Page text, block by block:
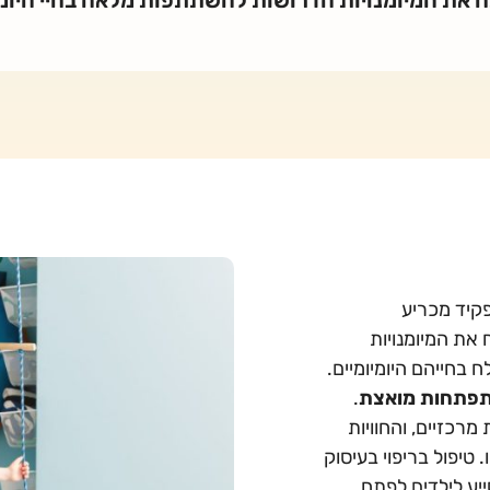
מכריע
המיומנויות
היומיומיים.
מואצת.
והחוויות
בריפוי בעיסוק